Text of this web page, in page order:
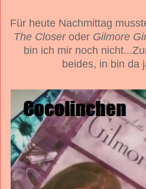
Für heute Nachmittag
The Closeroder Gilmore
bin ich mir noch
beides, in bin da